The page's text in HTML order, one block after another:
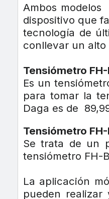
Ambos
dispositivo que
tecnología de
conllevar un
Tensiómetro FH-
Es un
para tomar la
Daga es de
Tensiómetro FH-
Se trata de un
tensiómetro FH-
La aplicación
pueden realizar